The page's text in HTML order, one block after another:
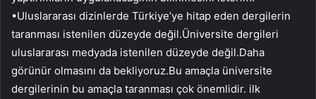
•Uluslararası dizinlerde Türkiye’ye hitap eden dergilerin
taranması istenilen düzeyde değil.Üniversite dergileri
uluslararası medyada istenilen düzeyde değil.Daha
görünür olmasını da bekliyoruz.Bu amaçla üniversite
dergilerinin bu amaçla taranması çok önemlidir. ilk